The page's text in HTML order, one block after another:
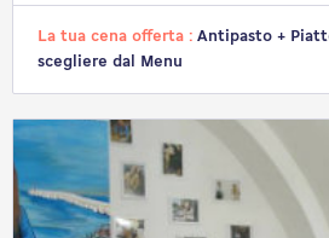
La tua cena offerta : Antipasto +
scegliere dal Menu